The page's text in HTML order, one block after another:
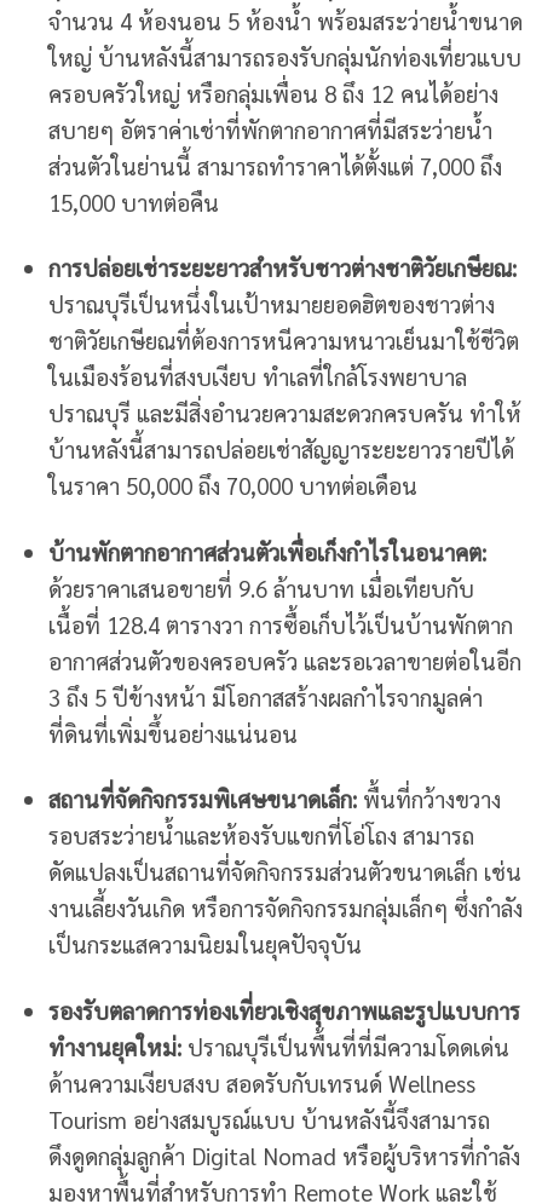
จำนวน 4 ห้องนอน 5 ห้องน้ำ พร้อมสระว่ายน้ำขนาด
ใหญ่ บ้านหลังนี้สามารถรองรับกลุ่มนักท่องเที่ยวแบบ
ครอบครัวใหญ่ หรือกลุ่มเพื่อน 8 ถึง 12 คนได้อย่าง
สบายๆ อัตราค่าเช่าที่พักตากอากาศที่มีสระว่ายน้ำ
ส่วนตัวในย่านนี้ สามารถทำราคาได้ตั้งแต่ 7,000 ถึง
15,000 บาทต่อคืน
การปล่อยเช่าระยะยาวสำหรับชาวต่างชาติวัยเกษียณ:
ปราณบุรีเป็นหนึ่งในเป้าหมายยอดฮิตของชาวต่าง
ชาติวัยเกษียณที่ต้องการหนีความหนาวเย็นมาใช้ชีวิต
ในเมืองร้อนที่สงบเงียบ ทำเลที่ใกล้โรงพยาบาล
ปราณบุรี และมีสิ่งอำนวยความสะดวกครบครัน ทำให้
บ้านหลังนี้สามารถปล่อยเช่าสัญญาระยะยาวรายปีได้
ในราคา 50,000 ถึง 70,000 บาทต่อเดือน
บ้านพักตากอากาศส่วนตัวเพื่อเก็งกำไรในอนาคต:
ด้วยราคาเสนอขายที่ 9.6 ล้านบาท เมื่อเทียบกับ
เนื้อที่ 128.4 ตารางวา การซื้อเก็บไว้เป็นบ้านพักตาก
อากาศส่วนตัวของครอบครัว และรอเวลาขายต่อในอีก
3 ถึง 5 ปีข้างหน้า มีโอกาสสร้างผลกำไรจากมูลค่า
ที่ดินที่เพิ่มขึ้นอย่างแน่นอน
สถานที่จัดกิจกรรมพิเศษขนาดเล็ก:พื้นที่กว้างขวาง
รอบสระว่ายน้ำและห้องรับแขกที่โอ่โถง สามารถ
ดัดแปลงเป็นสถานที่จัดกิจกรรมส่วนตัวขนาดเล็ก เช่น
งานเลี้ยงวันเกิด หรือการจัดกิจกรรมกลุ่มเล็กๆ ซึ่งกำลัง
เป็นกระแสความนิยมในยุคปัจจุบัน
รองรับตลาดการท่องเที่ยวเชิงสุขภาพและรูปแบบการ
ทำงานยุคใหม่:ปราณบุรีเป็นพื้นที่ที่มีความโดดเด่น
ด้านความเงียบสงบ สอดรับกับเทรนด์ Wellness
Tourism อย่างสมบูรณ์แบบ บ้านหลังนี้จึงสามารถ
ดึงดูดกลุ่มลูกค้า Digital Nomad หรือผู้บริหารที่กำลัง
มองหาพื้นที่สำหรับการทำ Remote Work และใช้